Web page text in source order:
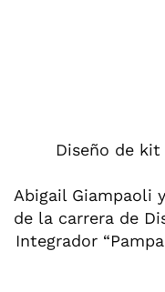
Diseño de
Abigail Giampaoli
de la carrera de
Integrador